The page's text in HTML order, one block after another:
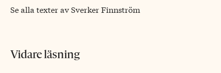
Se alla texter av Sverker Finnström
Vidare läsning